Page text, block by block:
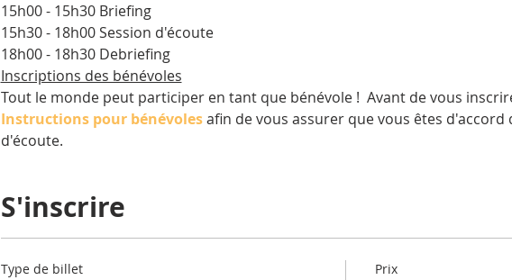
15h00 - 15h30 Briefing
15h30 - 18h00 Session d'écoute
18h00 - 18h30 Debriefing
Inscriptions des bénévoles
Tout le monde peut participer en tant que bénévole !  Avant de vous
Instructions pour bénévoles afin de vous assurer que vous êtes d'accord
d'écoute.
S'inscrire
Type de billet Prix